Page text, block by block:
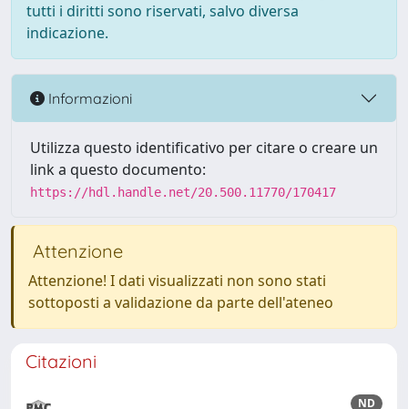
tutti i diritti sono riservati, salvo diversa
indicazione.
Informazioni
Utilizza questo identificativo per citare o creare un
link a questo documento:
https://hdl.handle.net/20.500.11770/170417
Attenzione
Attenzione! I dati visualizzati non sono stati
sottoposti a validazione da parte dell'ateneo
Citazioni
ND